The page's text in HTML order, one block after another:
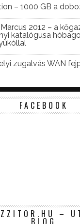
– 1000 GB a
2012 – a
katalógusa
zugalvás WAN
FACEBOOK
–
BLOG